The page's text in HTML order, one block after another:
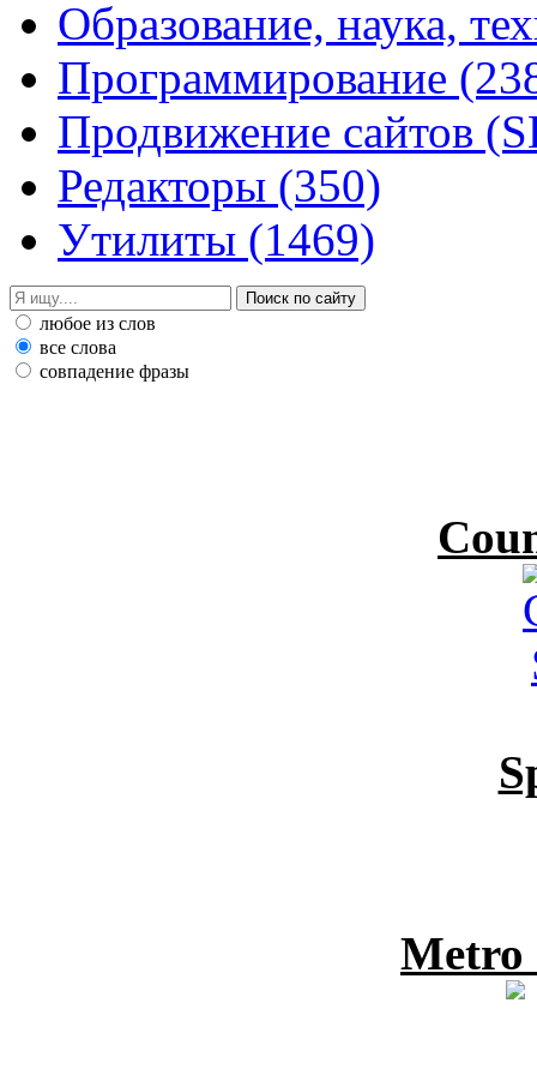
Образование, наука,
Программирование
Продвижение сайтов
Редакторы (350)
Утилиты (1469)
любое из слов
все слова
совпадение фразы
Metro